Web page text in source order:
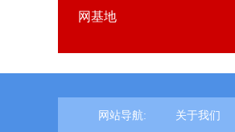
网基地
网站导航: 关于我们